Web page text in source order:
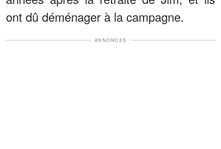
ont dû déménager à la campagne.
ANNONCES